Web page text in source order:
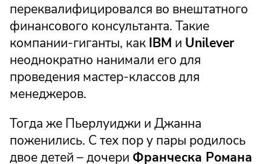
переквалифицировался во внештатного
финансового консультанта. Такие
компании-гиганты, как IBM и Unilever
неоднократно нанимали его для
проведения мастер-классов для
менеджеров.
Тогда же Пьерлуиджи и Джанна
поженились. С тех пор у пары родилось
двое детей – дочери Франческа Романа